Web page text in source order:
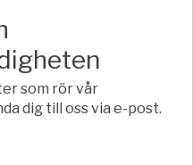
som rör vår
dig till oss via e-post.